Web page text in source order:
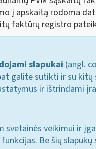
į apskaitą rodoma
faktūrų registro
slapukai (angl.
galite sutikti ir su
ir ištrindami
svetainės veikimui ir
Be šių slapukų